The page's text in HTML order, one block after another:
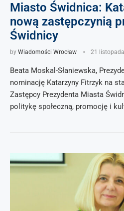
Miasto Świdnica:
nową zastępczynią
Świdnicy
by Wiadomości Wrocław 21
Beata Moskal-Słaniewska,
nominację Katarzyny Fitrzyk na
Zastępcy Prezydenta Miasta
politykę społeczną, promocję i